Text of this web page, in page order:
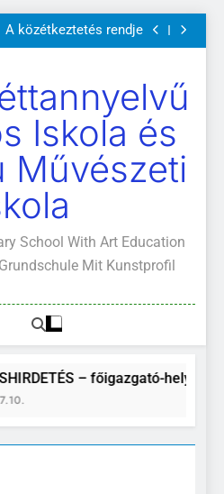
2026. május 04-14.
A közétkeztetés rendje
ajánlott olvasmányok
2026. május 04-14.
A közétkeztetés rendje
ajánlott olvasmányok
A Mi Világunk!
Iskola és
Művészeti
School With Art Education
Mit Kunstprofil
– főigazgató-helyettes